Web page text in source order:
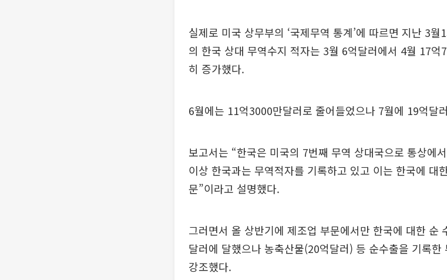
실제로 미국 상무부의 ‘국제무역 통계’에 따르면 지난 3
의 한국 상대 무역수지 적자는 3월 6억달러에서 4월 17
히 증가했다.
6월에는 11억3000만달러로 줄어들었으나 7월에 19억달
보고서는 “한국은 미국의 7번째 무역 상대국으로 통상에
이상 한국과는 무역적자를 기록하고 있고 이는 한국에 대
문”이라고 설명했다.
그러면서 올 상반기에 제조업 부문에서만 한국에 대한 순
달러에 달했으나 농축산물(20억달러) 등 순수출을 기록
강조했다.